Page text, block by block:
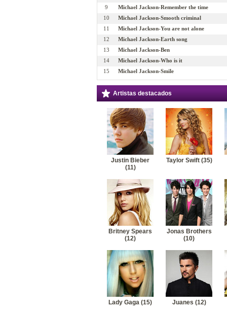
9
Michael Jackson-Remember the time
10
Michael Jackson-Smooth criminal
11
Michael Jackson-You are not alone
12
Michael Jackson-Earth song
13
Michael Jackson-Ben
14
Michael Jackson-Who is it
15
Michael Jackson-Smile
Artistas destacados
Justin Bieber
(11)
Taylor Swift (35)
Britney Spears
(12)
Jonas Brothers
(10)
Lady Gaga (15) Juanes (12)